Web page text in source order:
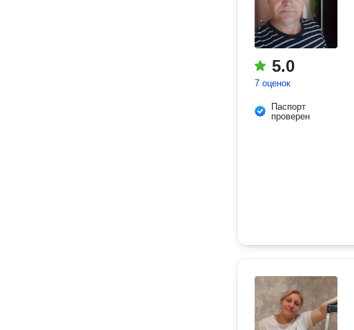
5.0
7 оценок
Паспорт
проверен